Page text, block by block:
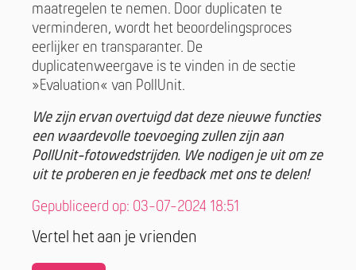
maatregelen te nemen. Door duplicaten te
verminderen, wordt het beoordelingsproces
eerlijker en transparanter. De
duplicatenweergave is te vinden in de sectie
»Evaluation« van PollUnit.
We zijn ervan overtuigd dat deze nieuwe functies
een waardevolle toevoeging zullen zijn aan
PollUnit-fotowedstrijden. We nodigen je uit om ze
uit te proberen en je feedback met ons te delen!
Gepubliceerd op: 03-07-2024 18:51
Vertel het aan je vrienden